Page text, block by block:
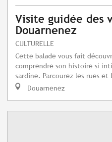
Visite guidée des
Douarnenez
CULTURELLE
Cette balade vous fait
comprendre son histoire si
sardine. Parcourez les rues et
Douarnenez